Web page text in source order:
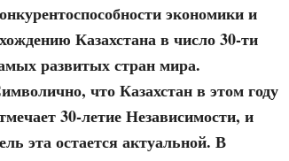
экономики и
Казахстана в число 30-ти
развитых стран мира.
что Казахстан в этом году
30-летие Независимости, и
эта остается актуальной. В